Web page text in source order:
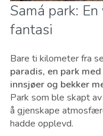
Samá park:
fantasi
Bare ti kilometer fra
paradis, en park
innsjøer og bekker
Park som ble skapt av
å gjenskape
hadde opplevd.